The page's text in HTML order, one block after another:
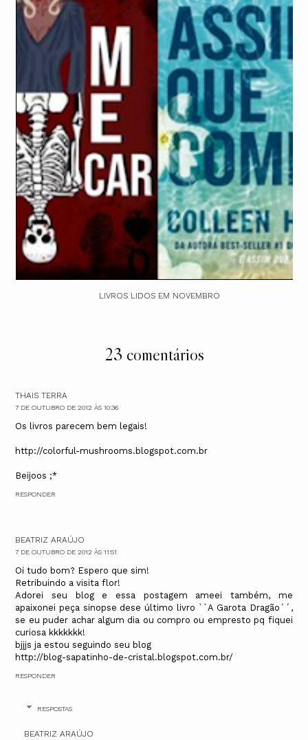
LIVROS LIDOS EM NOVEMBRO
23 comentários
THAIS TERRA
7 DE OUTUBRO DE 2012 ÀS 10:36
Os livros parecem bem legais!
http://colorful-mushrooms.blogspot.com.br
Beijoos ;*
RESPONDER
BEATRIZ ARAÚJO
7 DE OUTUBRO DE 2012 ÀS 11:51
Oi tudo bom? Espero que sim!
Retribuindo a visita flor!
Adorei seu blog e essa postagem ameei também, me
apaixonei peça sinopse dese último livro ``A Garota Dragão´´,
se eu puder achar algum dia ou compro ou empresto pq fiquei
curiosa kkkkkkk!
bjjjs ja estou seguindo seu blog
http://blog-sapatinho-de-cristal.blogspot.com.br/
RESPONDER
RESPOSTAS
BEATRIZ ARAÚJO